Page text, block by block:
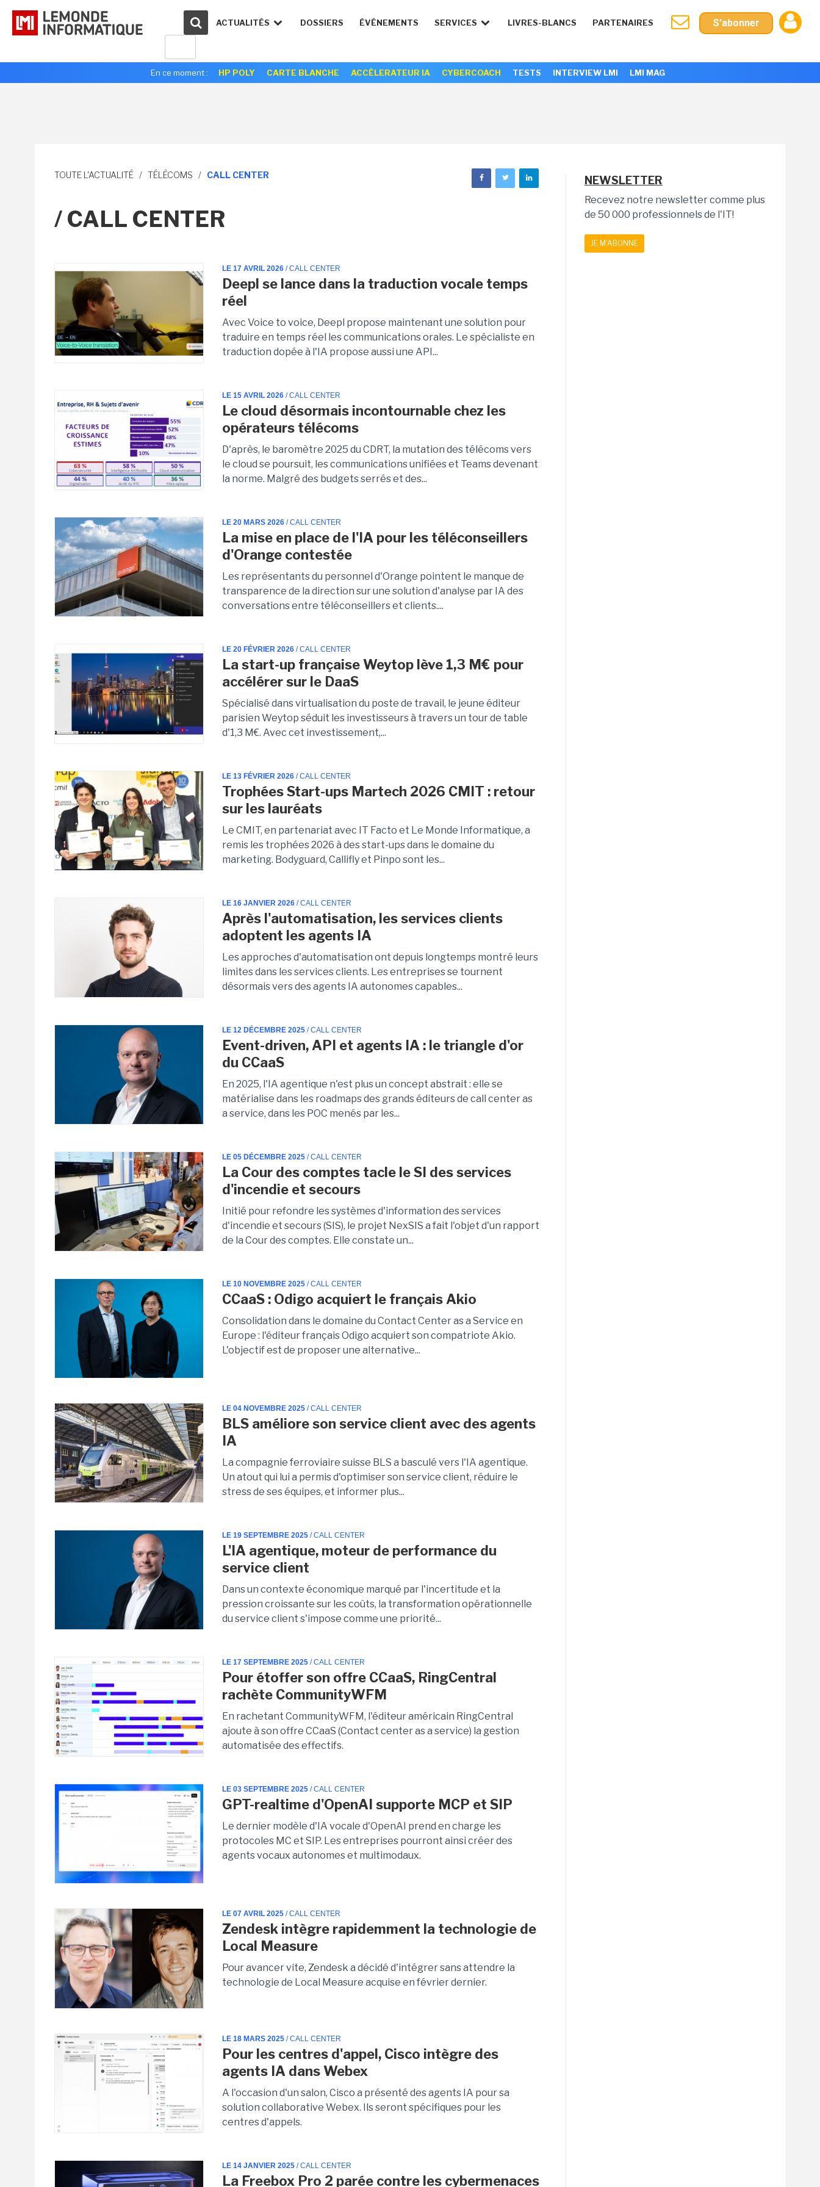
ACTUALITÉS DOSSIERS ÉVÉNEMENTS SERVICES LIVRES-BLANCS PARTENAIRES S'abonner
En ce moment : HP POLY CARTE BLANCHE ACCÉLERATEUR IA CYBERCOACH TESTS INTERVIEW LMI LMI MAG
TOUTE L'ACTUALITÉ / TÉLÉCOMS / CALL CENTER
/ CALL CENTER
LE 17 AVRIL 2026 / CALL CENTER
Deepl se lance dans la traduction vocale temps
réel
Avec Voice to voice, Deepl propose maintenant une solution pour
traduire en temps réel les communications orales. Le spécialiste en
traduction dopée à l'IA propose aussi une API...
LE 15 AVRIL 2026 / CALL CENTER
Le cloud désormais incontournable chez les
opérateurs télécoms
D'après, le baromètre 2025 du CDRT, la mutation des télécoms vers
le cloud se poursuit, les communications unifiées et Teams devenant
la norme. Malgré des budgets serrés et des...
LE 20 MARS 2026 / CALL CENTER
La mise en place de l'IA pour les téléconseillers
d'Orange contestée
Les représentants du personnel d'Orange pointent le manque de
transparence de la direction sur une solution d'analyse par IA des
conversations entre téléconseillers et clients....
LE 20 FÉVRIER 2026 / CALL CENTER
La start-up française Weytop lève 1,3 M€ pour
accélérer sur le DaaS
Spécialisé dans virtualisation du poste de travail, le jeune éditeur
parisien Weytop séduit les investisseurs à travers un tour de table
d'1,3 M€. Avec cet investissement,...
LE 13 FÉVRIER 2026 / CALL CENTER
Trophées Start-ups Martech 2026 CMIT : retour
sur les lauréats
Le CMIT, en partenariat avec IT Facto et Le Monde Informatique, a
remis les trophées 2026 à des start-ups dans le domaine du
marketing. Bodyguard, Callifly et Pinpo sont les...
LE 16 JANVIER 2026 / CALL CENTER
Après l'automatisation, les services clients
adoptent les agents IA
Les approches d'automatisation ont depuis longtemps montré leurs
limites dans les services clients. Les entreprises se tournent
désormais vers des agents IA autonomes capables...
LE 12 DÉCEMBRE 2025 / CALL CENTER
Event-driven, API et agents IA : le triangle d'or
du CCaaS
En 2025, l'IA agentique n'est plus un concept abstrait : elle se
matérialise dans les roadmaps des grands éditeurs de call center as
a service, dans les POC menés par les...
LE 05 DÉCEMBRE 2025 / CALL CENTER
La Cour des comptes tacle le SI des services
d'incendie et secours
Initié pour refondre les systèmes d'information des services
d'incendie et secours (SIS), le projet NexSIS a fait l'objet d'un rapport
de la Cour des comptes. Elle constate un...
LE 10 NOVEMBRE 2025 / CALL CENTER
CCaaS : Odigo acquiert le français Akio
Consolidation dans le domaine du Contact Center as a Service en
Europe : l'éditeur français Odigo acquiert son compatriote Akio.
L'objectif est de proposer une alternative...
LE 04 NOVEMBRE 2025 / CALL CENTER
BLS améliore son service client avec des agents
IA
La compagnie ferroviaire suisse BLS a basculé vers l'IA agentique.
Un atout qui lui a permis d'optimiser son service client, réduire le
stress de ses équipes, et informer plus...
LE 19 SEPTEMBRE 2025 / CALL CENTER
L'IA agentique, moteur de performance du
service client
Dans un contexte économique marqué par l'incertitude et la
pression croissante sur les coûts, la transformation opérationnelle
du service client s'impose comme une priorité...
LE 17 SEPTEMBRE 2025 / CALL CENTER
Pour étoffer son offre CCaaS, RingCentral
rachète CommunityWFM
En rachetant CommunityWFM, l'éditeur américain RingCentral
ajoute à son offre CCaaS (Contact center as a service) la gestion
automatisée des effectifs.
LE 03 SEPTEMBRE 2025 / CALL CENTER
GPT-realtime d'OpenAI supporte MCP et SIP
Le dernier modèle d'IA vocale d'OpenAI prend en charge les
protocoles MC et SIP. Les entreprises pourront ainsi créer des
agents vocaux autonomes et multimodaux.
LE 07 AVRIL 2025 / CALL CENTER
Zendesk intègre rapidemment la technologie de
Local Measure
Pour avancer vite, Zendesk a décidé d'intégrer sans attendre la
technologie de Local Measure acquise en février dernier.
LE 18 MARS 2025 / CALL CENTER
Pour les centres d'appel, Cisco intègre des
agents IA dans Webex
A l'occasion d'un salon, Cisco a présenté des agents IA pour sa
solution collaborative Webex. Ils seront spécifiques pour les
centres d'appels.
LE 14 JANVIER 2025 / CALL CENTER
La Freebox Pro 2 parée contre les cybermenaces
NEWSLETTER
Recevez notre newsletter comme plus
de 50 000 professionnels de l'IT!
JE M'ABONNE